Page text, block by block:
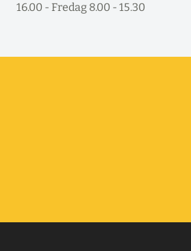
16.00 - Fredag 8.00 - 15.30